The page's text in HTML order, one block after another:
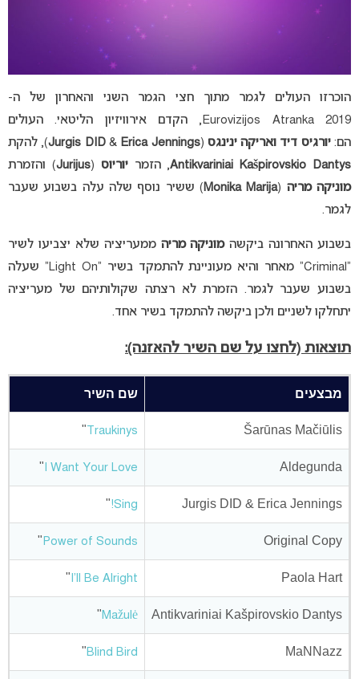
הוכרזו העולים לגמר מתוך חצי הגמר השני והאחרון של ה-
Eurovizijos Atranka 2019, הקדם אירוויזיון הליטאי. העולים
הם: יורגיס דיד ואריקה ינינגס(
Jurgis DID &Erica Jennings
), להקת
Antikvariniai Kašpirovskio Dantys, הזמר יוריוס(
Jurijus) והזמרת
מוניקה מריה(
Monika Marija) ששיר נוסף שלה עלה בשבוע שעבר
לגמר.
בשבוע האחרונה ביקשה מוניקה מריה ממעריציה שלא יצביעו לשיר
“Criminal” מאחר והיא מעוניינת להתמקד בשיר “Light On” שעלה
בשבוע שעבר לגמר. הזמרת לא רצתה שקולותיהם של מעריציה
יתחלקו לשניים ולכן ביקשה להתמקד בשיר אחד.
תוצאות (לחצו על שם השיר להאזנה):
מבצעים שם השיר
Šarūnas Mačiūlis
Traukinys
"
Aldegunda
I Want Your Love
"
Jurgis DID & Erica Jennings
Sing!
"
Original Copy
Power of Sounds
"
Paola Hart
I'll Be Alright
"
Antikvariniai Kašpirovskio Dantys
Mažulė
"
MaNNazz
Blind Bird
"